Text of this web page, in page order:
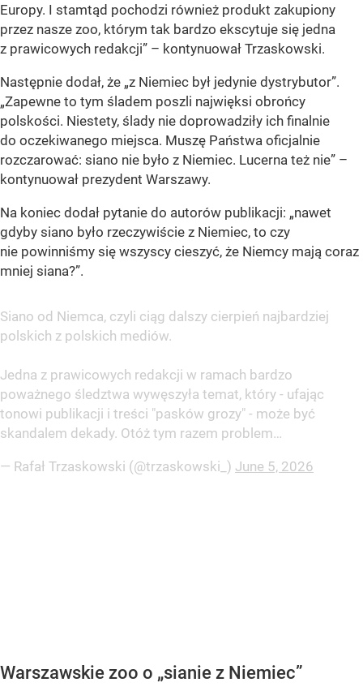
Europy. I stamtąd pochodzi również produkt zakupiony
przez nasze zoo, którym tak bardzo ekscytuje się jedna
z prawicowych redakcji” – kontynuował Trzaskowski.
Następnie dodał, że „z Niemiec był jedynie dystrybutor”.
„Zapewne to tym śladem poszli najwięksi obrońcy
polskości. Niestety, ślady nie doprowadziły ich finalnie
do oczekiwanego miejsca. Muszę Państwa oficjalnie
rozczarować: siano nie było z Niemiec. Lucerna też nie” –
kontynuował prezydent Warszawy.
Na koniec dodał pytanie do autorów publikacji: „nawet
gdyby siano było rzeczywiście z Niemiec, to czy
nie powinniśmy się wszyscy cieszyć, że Niemcy mają coraz
mniej siana?”.
Siano od Niemca, czyli ciąg dalszy cierpień najbardziej
polskich z polskich mediów.
Jedna z prawicowych redakcji w ramach bardzo
poważnego śledztwa wywęszyła temat, który - ufając
tonowi publikacji i treści "pasków grozy" - może być
skandalem dekady. Otóż tym razem problem…
— Rafał Trzaskowski (@trzaskowski_) June 5, 2026
Warszawskie zoo o „sianie z Niemiec”